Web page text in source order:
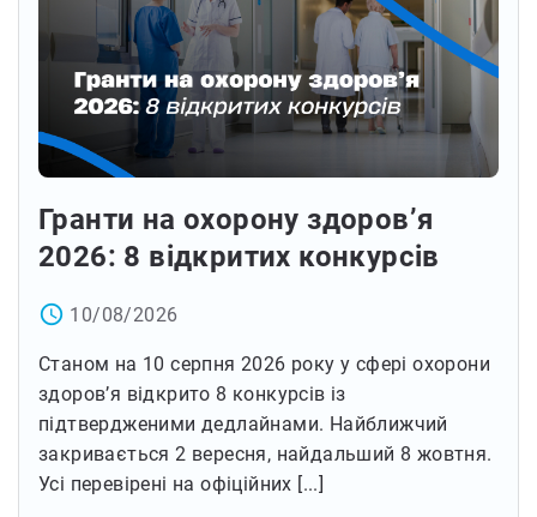
Гранти на охорону здоров’я
2026: 8 відкритих конкурсів
access_time 10/08/2026
Станом на 10 серпня 2026 року у сфері охорони
здоров’я відкрито 8 конкурсів із
підтвердженими дедлайнами. Найближчий
закривається 2 вересня, найдальший 8 жовтня.
Усі перевірені на офіційних [...]